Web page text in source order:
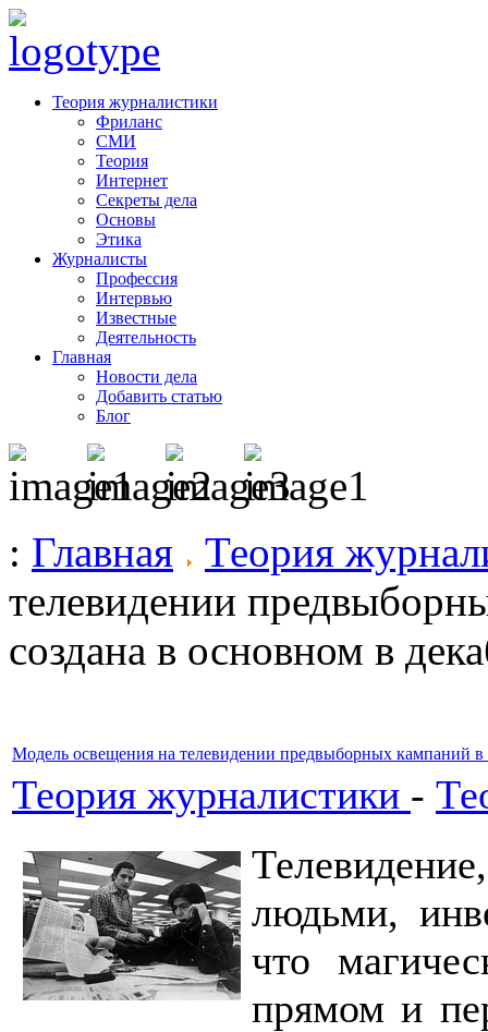
Теория журналистики
Фриланс
СМИ
Теория
Интернет
Секреты дела
Основы
Этика
Журналисты
Профессия
Интервью
Известные
Деятельность
Главная
Новости дела
Добавить статью
Блог
: Главная
Теория
телевидении
создана в основном в
Модель освещения на телевидении предвыборных кампаний в
Теория журналистики -
людьми,
что
прямом и